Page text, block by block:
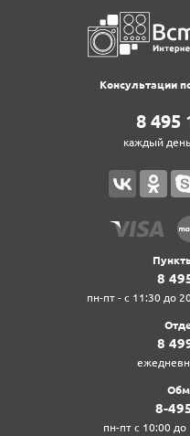
Консультации
8‍ 4‍9‍5‍
каждый
8‍
пн-пт - с 11:30 до
8‍
8‍-
пн-пт с 10:00